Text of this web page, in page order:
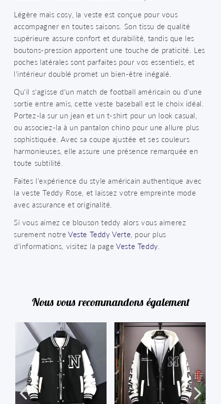
Légère mais cosy, la veste est conçue pour vous
accompagner en toutes saisons. Son tissu de qualité
supérieure assure confort et durabilité, tandis que les
boutons-pression apportent une touche de praticité. Les
poches latérales sont parfaites pour vos essentiels, et
l'intérieur doublé promet un bien-être inégalé.
Qu'il s'agisse d'un match de football américain ou d'une
sortie entre amis, cette veste baseball est le choix idéal.
Portez-la sur un jean et un t-shirt pour un look casual,
ou associez-la à un pantalon chino pour une allure plus
sophistiquée. Avec sa coupe ajustée et ses couleurs
harmonieuses, elle assure une présence remarquée en
toute subtilité.
Faites l'expérience du style américain authentique avec
la veste Teddy Rose, et laissez votre empreinte mode
avec assurance et originalité.
Si vous aimez ce blouson teddy alors vous aimerez
surement notre Veste Teddy Verte , pour plus
d'informations, visitez la pageVeste Teddy
Nous vous recommandons également